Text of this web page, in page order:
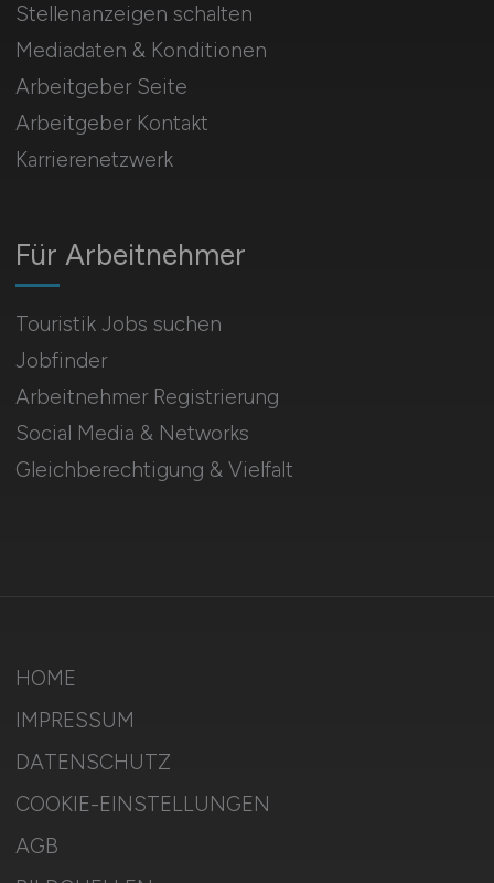
Für Arbeitnehmer
Touristik Jobs suchen
Jobfinder
Arbeitnehmer Registrierung
Social Media & Networks
Gleichberechtigung & Vielfalt
Stellenanzeigen schalten
Mediadaten & Konditionen
Arbeitgeber Seite
Arbeitgeber Kontakt
Karrierenetzwerk
HOME
IMPRESSUM
DATENSCHUTZ
COOKIE-EINSTELLUNGEN
AGB